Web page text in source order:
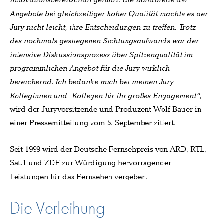
Angebote bei gleichzeitiger hoher Qualität machte es der
Jury nicht leicht, ihre Entscheidungen zu treffen. Trotz
des nochmals gestiegenen Sichtungsaufwands war der
intensive Diskussionsprozess über Spitzenqualität im
programmlichen Angebot für die Jury wirklich
bereichernd. Ich bedanke mich bei meinen Jury-
Kolleginnen und -Kollegen für ihr großes Engagement“,
wird der Juryvorsitzende und Produzent Wolf Bauer in
einer Pressemitteilung vom 5. September zitiert.
Seit 1999 wird der Deutsche Fernsehpreis von ARD, RTL,
Sat.1 und ZDF zur Würdigung hervorragender
Leistungen für das Fernsehen vergeben.
Die Verleihung